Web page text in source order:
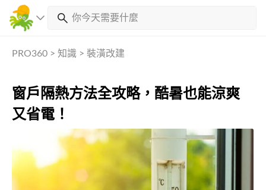
PRO360 > 知識 > 裝潢改建
窗戶隔熱方法全攻略，酷暑也能涼爽
又省電！